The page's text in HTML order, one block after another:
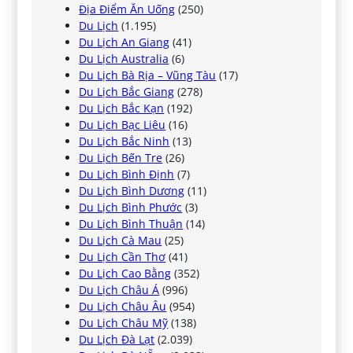
Địa Điểm Ăn Uống (250)
Du Lịch (1.195)
Du Lịch An Giang (41)
Du Lịch Australia (6)
Du Lịch Bà Rịa – Vũng Tàu (17)
Du Lịch Bắc Giang (278)
Du Lịch Bắc Kạn (192)
Du Lịch Bạc Liêu (16)
Du Lịch Bắc Ninh (13)
Du Lịch Bến Tre (26)
Du Lịch Bình Định (7)
Du Lịch Bình Dương (11)
Du Lịch Bình Phước (3)
Du Lịch Bình Thuận (14)
Du Lịch Cà Mau (25)
Du Lịch Cần Thơ (41)
Du Lịch Cao Bằng (352)
Du Lịch Châu Á (996)
Du Lịch Châu Âu (954)
Du Lịch Châu Mỹ (138)
Du Lịch Đà Lạt (2.039)